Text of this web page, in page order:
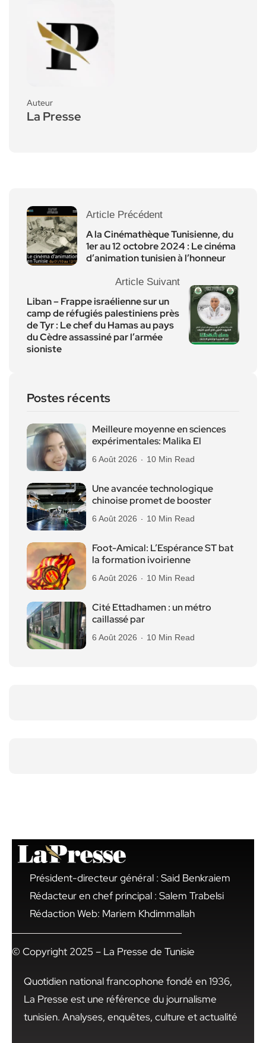
Auteur
La Presse
Article Précédent
A la Cinémathèque Tunisienne, du
1er au 12 octobre 2024 : Le cinéma
d’animation tunisien à l’honneur
Article Suivant
Liban – Frappe israélienne sur un
camp de réfugiés palestiniens près
de Tyr : Le chef du Hamas au pays
du Cèdre assassiné par l’armée
sioniste
Postes récents
Meilleure moyenne en sciences
expérimentales: Malika El
6 Août 2026 10 Min Read
Une avancée technologique
chinoise promet de booster
6 Août 2026 10 Min Read
Foot-Amical: L’Espérance ST bat
la formation ivoirienne
6 Août 2026 10 Min Read
Cité Ettadhamen : un métro
caillassé par
6 Août 2026 10 Min Read
Président-directeur général : Said Benkraiem
Rédacteur en chef principal : Salem Trabelsi
Rédaction Web: Mariem Khdimmallah
© Copyright 2025 – La Presse de Tunisie
Quotidien national francophone fondé en 1936,
La Presse est une référence du journalisme
tunisien. Analyses, enquêtes, culture et actualité